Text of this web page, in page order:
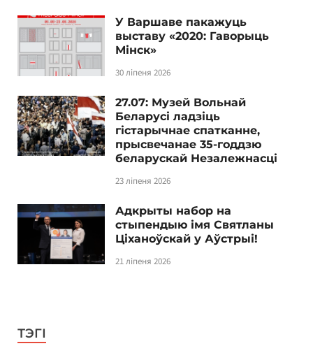
У Варшаве пакажуць
выставу «2020: Гаворыць
Мінск»
30 ліпеня 2026
27.07: Музей Вольнай
Беларусі ладзіць
гістарычнае спатканне,
прысвечанае 35-годдзю
беларускай Незалежнасці
23 ліпеня 2026
Адкрыты набор на
стыпендыю імя Святланы
Ціханоўскай у Аўстрыі!
21 ліпеня 2026
ТЭГІ